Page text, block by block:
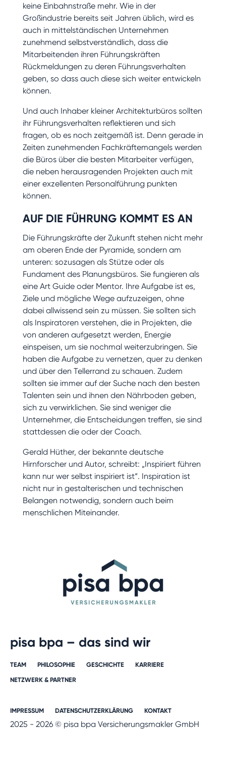
keine Einbahnstraße mehr. Wie in der
Großindustrie bereits seit Jahren üblich, wird es
auch in mittelständischen Unternehmen
zunehmend selbstverständlich, dass die
Mitarbeitenden ihren Führungskräften
Rückmeldungen zu deren Führungsverhalten
geben, so dass auch diese sich weiter entwickeln
können.
Und auch Inhaber kleiner Architekturbüros sollten
ihr Führungsverhalten reflektieren und sich
fragen, ob es noch zeitgemäß ist. Denn gerade in
Zeiten zunehmenden Fachkräftemangels werden
die Büros über die besten Mitarbeiter verfügen,
die neben herausragenden Projekten auch mit
einer exzellenten Personalführung punkten
können.
AUF DIE FÜHRUNG KOMMT ES AN
Die Führungskräfte der Zukunft stehen nicht mehr
am oberen Ende der Pyramide, sondern am
unteren: sozusagen als Stütze oder als
Fundament des Planungsbüros. Sie fungieren als
eine Art Guide oder Mentor. Ihre Aufgabe ist es,
Ziele und mögliche Wege aufzuzeigen, ohne
dabei allwissend sein zu müssen. Sie sollten sich
als Inspiratoren verstehen, die in Projekten, die
von anderen aufgesetzt werden, Energie
einspeisen, um sie nochmal weiterzubringen. Sie
haben die Aufgabe zu vernetzen, quer zu denken
und über den Tellerrand zu schauen. Zudem
sollten sie immer auf der Suche nach den besten
Talenten sein und ihnen den Nährboden geben,
sich zu verwirklichen. Sie sind weniger die
Unternehmer, die Entscheidungen treffen, sie sind
stattdessen die oder der Coach.
Gerald Hüther, der bekannte deutsche
Hirnforscher und Autor, schreibt: „Inspiriert führen
kann nur wer selbst inspiriert ist“. Inspiration ist
nicht nur in gestalterischen und technischen
Belangen notwendig, sondern auch beim
menschlichen Miteinander.
pisa bpa – das sind wir
TEAM PHILOSOPHIE GESCHICHTE​
KARRIERE​
NETZWERK & PARTNER​
IMPRESSUM DATENSCHUTZERKLÄRUNG KONTAKT
2025 - 2026 © pisa bpa Versicherungsmakler GmbH